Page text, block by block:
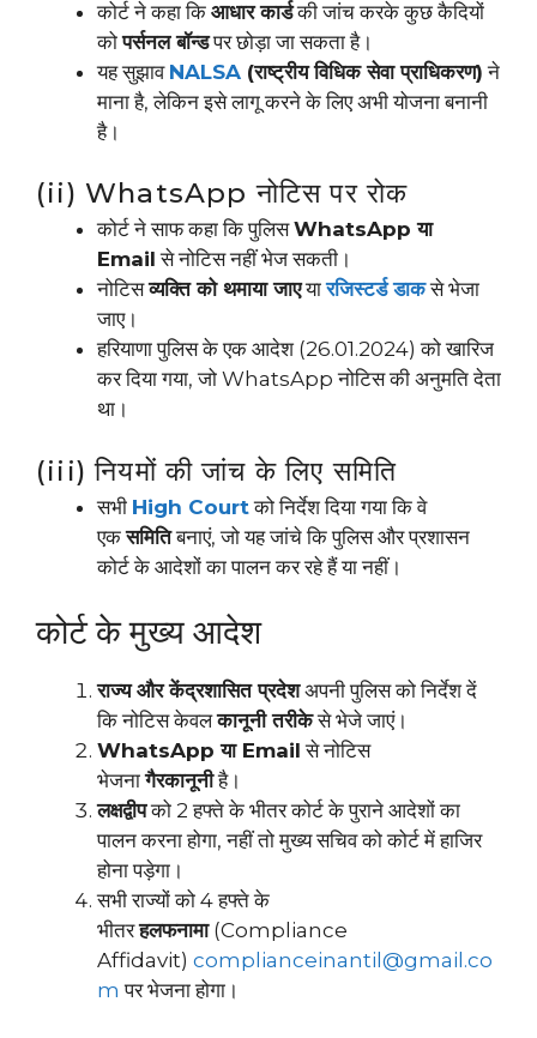
कोर्ट ने कहा कि आधार कार्डकी जांच करके कुछ कैदियों
कोपर्सनल बॉन्डपर छोड़ा जा सकता है।
यह सुझाव NALSA (राष्ट्रीय विधिक सेवा प्राधिकरण) ने
माना है, लेकिन इसे लागू करने के लिए अभी योजना बनानी
है।
(ii) WhatsApp नोटिस पर रोक
कोर्ट ने साफ कहा कि पुलिसWhatsApp या
Email से नोटिस नहीं भेज सकती।
नोटिसव्यक्ति को थमाया जाएयारजिस्टर्ड डाकसे भेजा
जाए।
हरियाणा पुलिस के एक आदेश (26.01.2024) को खारिज
कर दिया गया, जो WhatsApp नोटिस की अनुमति देता
था।
(iii) नियमों की जांच के लिए समिति
सभी High Courtको निर्देश दिया गया कि वे
एकसमितिबनाएं, जो यह जांचे कि पुलिस और प्रशासन
कोर्ट के आदेशों का पालन कर रहे हैं या नहीं।
कोर्ट के मुख्य आदेश
राज्य और केंद्रशासित प्रदेशअपनी पुलिस को निर्देश दें
कि नोटिस केवलकानूनी तरीकेसे भेजे जाएं।
WhatsApp या Email से नोटिस
भेजनागैरकानूनीहै।
लक्षद्वीपको 2 हफ्ते के भीतर कोर्ट के पुराने आदेशों का
पालन करना होगा, नहीं तो मुख्य सचिव को कोर्ट में हाजिर
होना पड़ेगा।
सभी राज्यों को 4 हफ्ते के
भीतरहलफनामा(Compliance
Affidavit) complianceinantil@gmail.co
m पर भेजना होगा।